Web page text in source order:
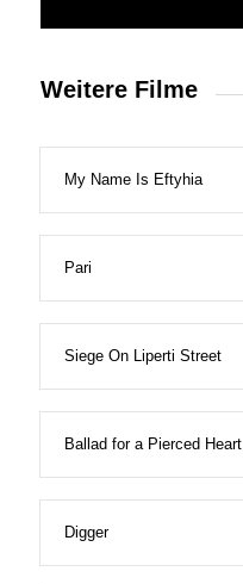
Weitere Filme
My Name Is Eftyhia
Pari
Siege On Liperti Street
Ballad for a Pierced Heart
Digger